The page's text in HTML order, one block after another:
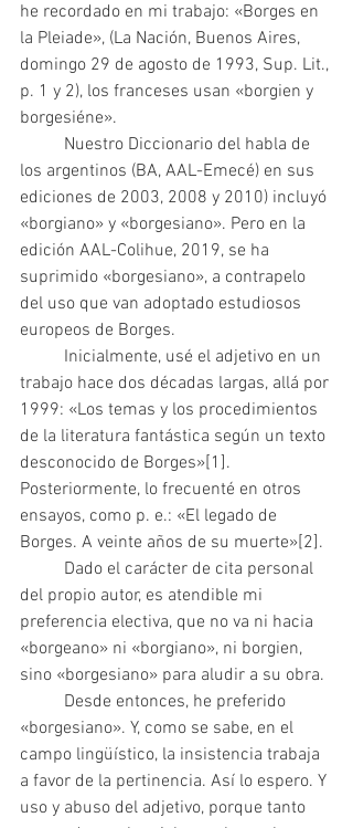
he recordado en mi trabajo: «Borges en
la Pleiade», (La Nación, Buenos Aires,
domingo 29 de agosto de 1993, Sup. Lit.,
p. 1 y 2), los franceses usan «borgien y
borgesiéne».
los argentinos (BA, AAL-Emecé) en sus
ediciones de 2003, 2008 y 2010) incluyó
«borgiano» y «borgesiano». Pero en la
edición AAL-Colihue, 2019, se ha
suprimido «borgesiano», a contrapelo
del uso que van adoptado estudiosos
europeos de Borges.
trabajo hace dos décadas largas, allá por
1999: «Los temas y los procedimientos
de la literatura fantástica según un texto
desconocido de Borges»[1].
Posteriormente, lo frecuenté en otros
ensayos, como p. e.: «El legado de
Borges. A veinte años de su muerte»[2].
del propio autor, es atendible mi
preferencia electiva, que no va ni hacia
«borgeano» ni «borgiano», ni borgien,
sino «borgesiano» para aludir a su obra.
«borgesiano». Y, como se sabe, en el
campo lingüístico, la insistencia trabaja
a favor de la pertinencia. Así lo espero. Y
uso y abuso del adjetivo, porque tanto